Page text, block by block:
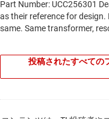
投稿されたすべての